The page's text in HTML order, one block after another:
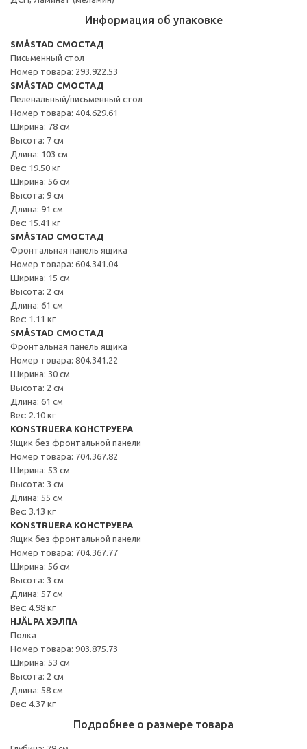
Информация об упаковке
SMÅSTAD СМОСТАД
Письменный стол
Номер товара: 293.922.53
SMÅSTAD СМОСТАД
Пеленальный/письменный стол
Номер товара: 404.629.61
Ширина: 78 см
Высота: 7 см
Длина: 103 см
Вес: 19.50 кг
Ширина: 56 см
Высота: 9 см
Длина: 91 см
Вес: 15.41 кг
SMÅSTAD СМОСТАД
Фронтальная панель ящика
Номер товара: 604.341.04
Ширина: 15 см
Высота: 2 см
Длина: 61 см
Вес: 1.11 кг
SMÅSTAD СМОСТАД
Фронтальная панель ящика
Номер товара: 804.341.22
Ширина: 30 см
Высота: 2 см
Длина: 61 см
Вес: 2.10 кг
KONSTRUERA КОНСТРУЕРА
Ящик без фронтальной панели
Номер товара: 704.367.82
Ширина: 53 см
Высота: 3 см
Длина: 55 см
Вес: 3.13 кг
KONSTRUERA КОНСТРУЕРА
Ящик без фронтальной панели
Номер товара: 704.367.77
Ширина: 56 см
Высота: 3 см
Длина: 57 см
Вес: 4.98 кг
HJÄLPA ХЭЛПА
Полка
Номер товара: 903.875.73
Ширина: 53 см
Высота: 2 см
Длина: 58 см
Вес: 4.37 кг
Подробнее о размере товара